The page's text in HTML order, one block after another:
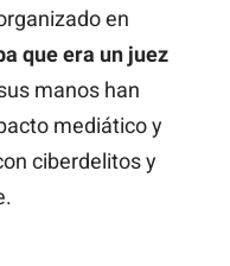
en
que era un juez
manos han
mediático y
ciberdelitos y